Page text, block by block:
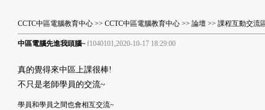
CCTC中區電腦教育中心 >> CCTC中區電腦教育中心 >> 論壇 >> 課程互動交流
中區電腦先進我頭腦~ f1040101,2020-10-17 18:29:00
真的覺得來中區上課很棒!
不只是老師學員的交流~
學員和學員之間也會相互交流~